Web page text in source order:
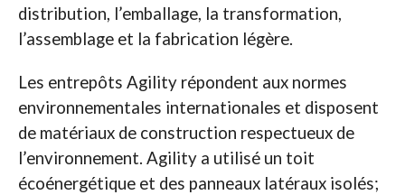
distribution, l’emballage, la transformation,
l’assemblage et la fabrication légère.
Les entrepôts Agility répondent aux normes
environnementales internationales et disposent
de matériaux de construction respectueux de
l’environnement. Agility a utilisé un toit
écoénergétique et des panneaux latéraux isolés;